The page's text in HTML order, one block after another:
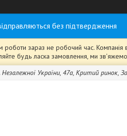
без підтвердження
зараз не робочий час. Компанія
будь ласка замовлення, ми
Незалежної України, 47а, Критий ринок,